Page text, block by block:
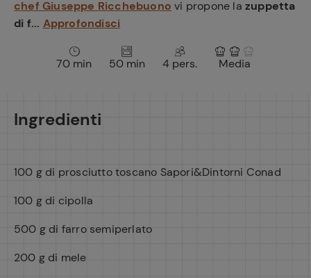
chef Giuseppe Ricchebuono vi propone la zuppetta
di f... Approfondisci
70 min 50 min 4 pers. Media
Ingredienti
100 g di prosciutto toscano Sapori&Dintorni Conad
100 g di cipolla
500 g di farro semiperlato
200 g di mele